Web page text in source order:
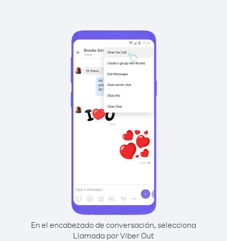
En el encabezado de conversación, selecciona
Llamada por Viber Out